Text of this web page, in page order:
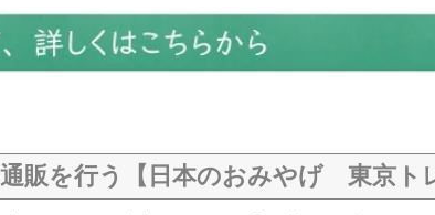
販を行う【日本のおみやげ 東京ト